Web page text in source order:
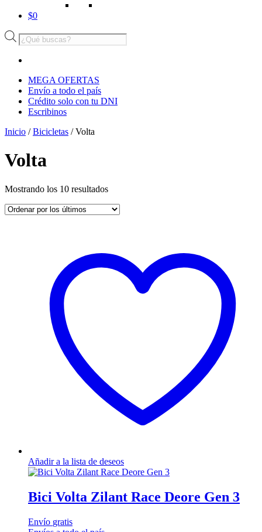
$0
Búsqueda
de
MEGA OFERTAS
Envío a todo el país
Crédito solo con tu DNI
Escribinos
Inicio /Bicicletas / Volta
Volta
Mostrando los 10 resultadosOrdenado
los
Añadir a la lista de deseos
Bici Volta Zilant Race Deore Gen 3
Envío gratis